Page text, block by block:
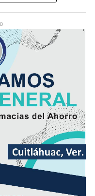
para tratar de
al vehículo.
encontrado
26 y la avenida 9, en
resguardo de las
y Estatal acordonaron
los indicios, en
realizó las
la mecánica del